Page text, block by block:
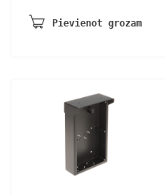
bija:
ir:
Pievienot grozam